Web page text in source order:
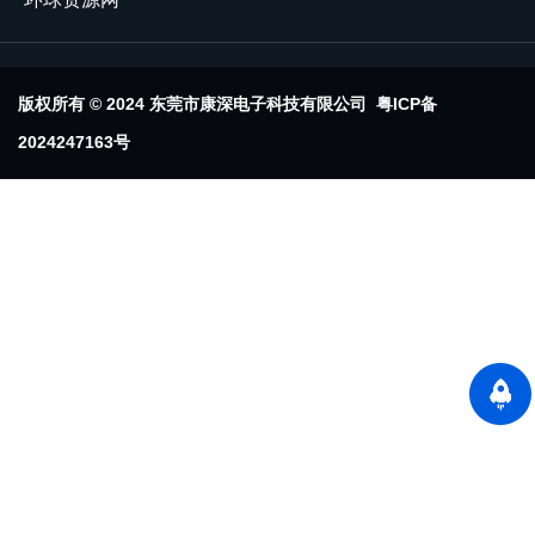
版权所有 © 2024 东莞市康深电子科技有限公司
粤ICP备
2024247163号